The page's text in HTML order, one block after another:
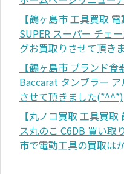
【鶴ヶ島市 工具買取
SUPER スーパー チェ
グお買取りさせて頂き
【鶴ヶ島市 ブランド
Baccarat タンブラー
させて頂きました(*^^*)
【丸ノコ買取 工具買
ス丸のこ C6DB 買い取
市で電動工具の買取は